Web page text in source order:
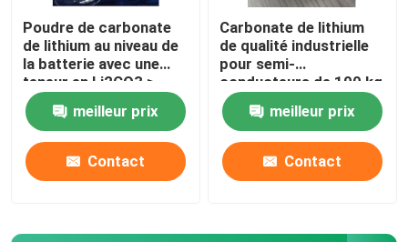
Poudre de carbonate
de lithium au niveau de
la batterie avec une
teneur en Li2CO3 ≥
99,5%
meilleur prix
Contact
Carbonate de lithium
de qualité industrielle
pour semi-
conducteurs de 100 kg
meilleur prix
Contact